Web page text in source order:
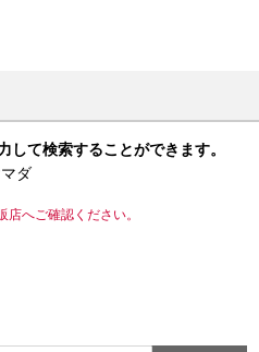
して検索することができます。
ダ
へご確認ください。